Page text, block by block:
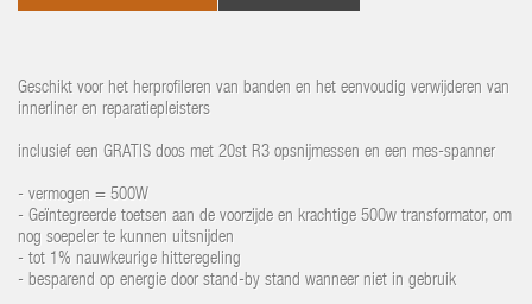
Geschikt voor het herprofileren van banden en het eenvoudig verwijderen van
innerliner en reparatiepleisters
inclusief een GRATIS doos met 20st R3 opsnijmessen en een mes-spanner
- vermogen = 500W
- Geïntegreerde toetsen aan de voorzijde en krachtige 500w transformator, om
nog soepeler te kunnen uitsnijden
- tot 1% nauwkeurige hitteregeling
- besparend op energie door stand-by stand wanneer niet in gebruik